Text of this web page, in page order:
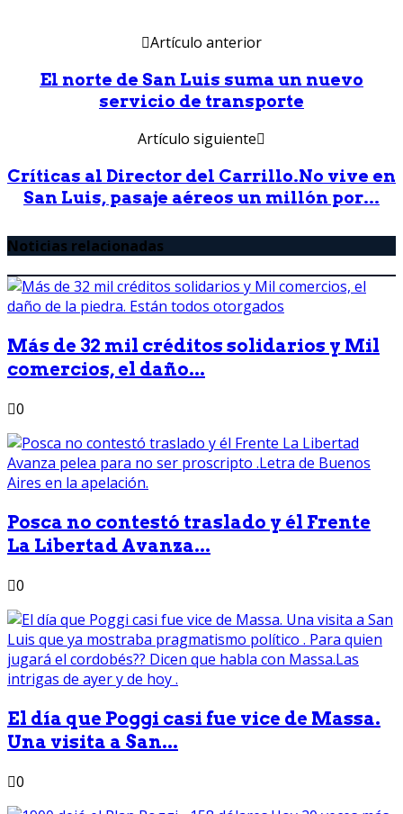
Artículo anterior
El norte de San Luis suma un nuevo
servicio de transporte
Artículo siguiente
Críticas al Director del Carrillo.No vive en
San Luis, pasaje aéreos un millón por...
Noticias relacionadas
Más de 32 mil créditos solidarios y Mil
comercios, el daño...
0
Posca no contestó traslado y él Frente
La Libertad Avanza...
0
El día que Poggi casi fue vice de Massa.
Una visita a San...
0